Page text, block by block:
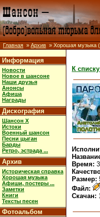
Главная » Архив » Хорошая музыка
Информация
Новости
Новое в шансоне
Наши друзья
Анонсы
Афиша
Награды
Дискография
Шансон X
Истоки
Военный шансон
Песни цыган
Барды
Ретро, эстрада ...
Архив
Историческая справка
Хорошая музыка
Афиши, постеры ...
Заметки
Книги
Тексты песен
Фотоальбом
К
Время:
Размер:
Файл:
Скачан: